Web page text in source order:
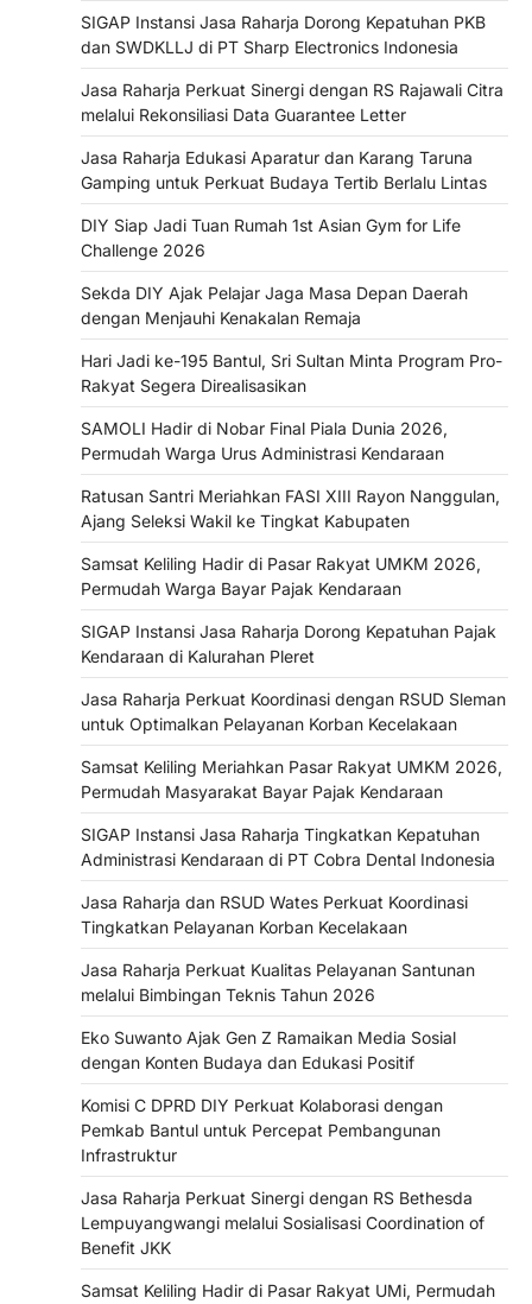
SIGAP Instansi Jasa Raharja Dorong Kepatuhan PKB
dan SWDKLLJ di PT Sharp Electronics Indonesia
Jasa Raharja Perkuat Sinergi dengan RS Rajawali Citra
melalui Rekonsiliasi Data Guarantee Letter
Jasa Raharja Edukasi Aparatur dan Karang Taruna
Gamping untuk Perkuat Budaya Tertib Berlalu Lintas
DIY Siap Jadi Tuan Rumah 1st Asian Gym for Life
Challenge 2026
Sekda DIY Ajak Pelajar Jaga Masa Depan Daerah
dengan Menjauhi Kenakalan Remaja
Hari Jadi ke-195 Bantul, Sri Sultan Minta Program Pro-
Rakyat Segera Direalisasikan
SAMOLI Hadir di Nobar Final Piala Dunia 2026,
Permudah Warga Urus Administrasi Kendaraan
Ratusan Santri Meriahkan FASI XIII Rayon Nanggulan,
Ajang Seleksi Wakil ke Tingkat Kabupaten
Samsat Keliling Hadir di Pasar Rakyat UMKM 2026,
Permudah Warga Bayar Pajak Kendaraan
SIGAP Instansi Jasa Raharja Dorong Kepatuhan Pajak
Kendaraan di Kalurahan Pleret
Jasa Raharja Perkuat Koordinasi dengan RSUD Sleman
untuk Optimalkan Pelayanan Korban Kecelakaan
Samsat Keliling Meriahkan Pasar Rakyat UMKM 2026,
Permudah Masyarakat Bayar Pajak Kendaraan
SIGAP Instansi Jasa Raharja Tingkatkan Kepatuhan
Administrasi Kendaraan di PT Cobra Dental Indonesia
Jasa Raharja dan RSUD Wates Perkuat Koordinasi
Tingkatkan Pelayanan Korban Kecelakaan
Jasa Raharja Perkuat Kualitas Pelayanan Santunan
melalui Bimbingan Teknis Tahun 2026
Eko Suwanto Ajak Gen Z Ramaikan Media Sosial
dengan Konten Budaya dan Edukasi Positif
Komisi C DPRD DIY Perkuat Kolaborasi dengan
Pemkab Bantul untuk Percepat Pembangunan
Infrastruktur
Jasa Raharja Perkuat Sinergi dengan RS Bethesda
Lempuyangwangi melalui Sosialisasi Coordination of
Benefit JKK
Samsat Keliling Hadir di Pasar Rakyat UMi, Permudah